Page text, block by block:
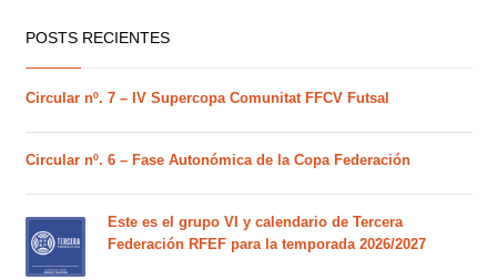
POSTS RECIENTES
Circular nº. 7 – IV Supercopa Comunitat FFCV Futsal
Circular nº. 6 – Fase Autonómica de la Copa Federación
Este es el grupo VI y calendario de Tercera
Federación RFEF para la temporada 2026/2027